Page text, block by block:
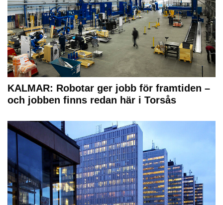
KALMAR: Robotar ger jobb för framtiden –
och jobben finns redan här i Torsås